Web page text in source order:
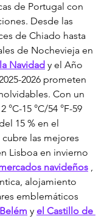
de Portugal con
Desde las
de Chiado hasta
de Nochevieja en
la Navidad y el Año
2026 prometen
Con un
15 °C/54 °F-59
15 % en el
las mejores
Lisboa en invierno
navideños ,
alojamiento
emblemáticos
y el Castillo de